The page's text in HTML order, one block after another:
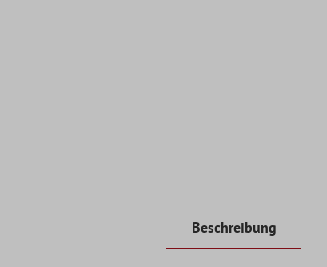
Beschreibung